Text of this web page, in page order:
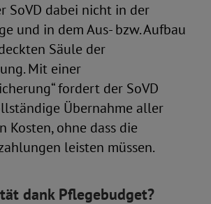
SoVD dabei nicht in der
und in dem Aus- bzw. Aufbau
Säule der
Mit einer
fordert der SoVD
Übernahme aller
Kosten, ohne dass die
leisten müssen.
dank Pflegebudget?